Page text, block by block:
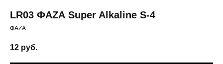
LR03 ФАZА Super Alkaline S-4
ФАZА
12 руб.